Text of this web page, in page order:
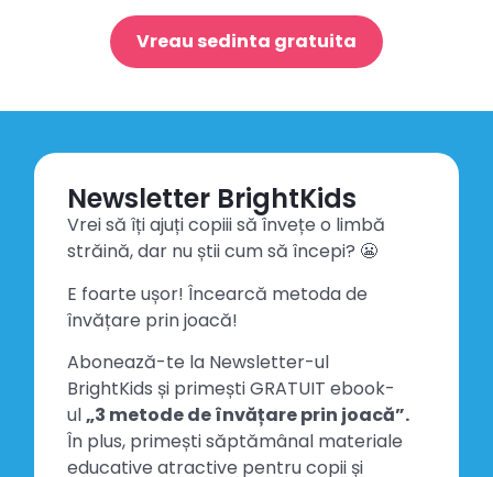
Vreau sedinta gratuita
Newsletter BrightKids
Vrei să îți ajuți copiii să învețe o limbă
străină, dar nu știi cum să începi? 😬
E foarte ușor! Încearcă metoda de
învățare prin joacă!
Abonează-te la Newsletter-ul
BrightKids și primești GRATUIT ebook-
ul„3 metode de învățare prin joacă”.
În plus, primești săptămânal materiale
educative atractive pentru copii și